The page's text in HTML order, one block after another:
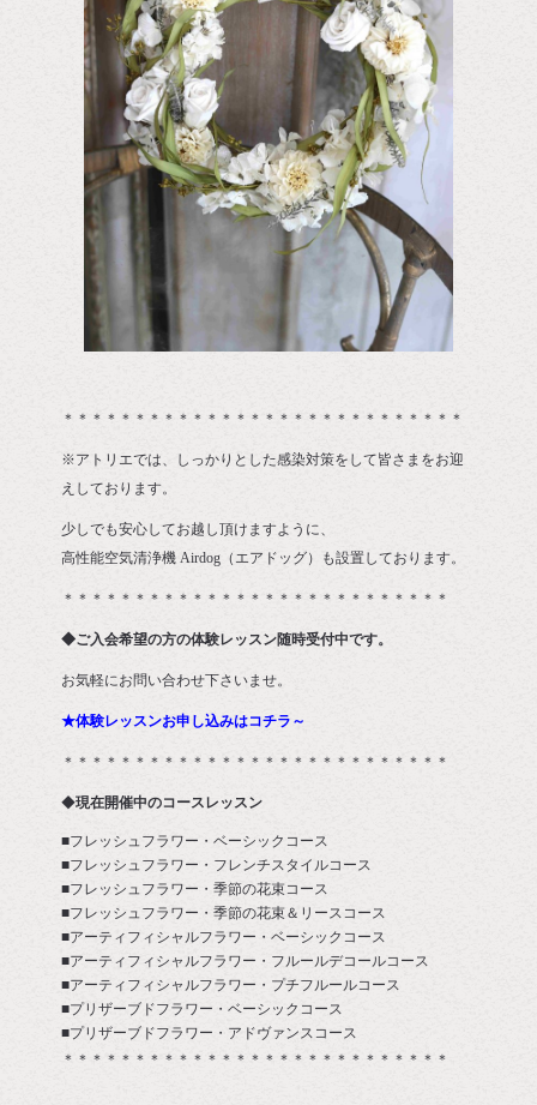
＊＊＊＊＊＊＊＊＊＊＊＊＊＊＊＊＊＊＊＊＊＊＊＊＊＊＊＊
※アトリエでは、しっかりとした感染対策をして皆さまをお迎
えしております。
少しでも安心してお越し頂けますように、
高性能空気清浄機 Airdog（エアドッグ）も設置しております。
＊＊＊＊＊＊＊＊＊＊＊＊＊＊＊＊＊＊＊＊＊＊＊＊＊＊＊
◆ご入会希望の方の体験レッスン随時受付中です。
お気軽にお問い合わせ下さいませ。
★体験レッスンお申し込みはコチラ～
＊＊＊＊＊＊＊＊＊＊＊＊＊＊＊＊＊＊＊＊＊＊＊＊＊＊＊
◆現在開催中のコースレッスン
■フレッシュフラワー・ベーシックコース
■フレッシュフラワー・フレンチスタイルコース
■フレッシュフラワー・季節の花束コース
■フレッシュフラワー・季節の花束＆リースコース
■アーティフィシャルフラワー・ベーシックコース
■アーティフィシャルフラワー・フルールデコールコース
■アーティフィシャルフラワー・プチフルールコース
■プリザーブドフラワー・ベーシックコース
■プリザーブドフラワー・アドヴァンスコース
＊＊＊＊＊＊＊＊＊＊＊＊＊＊＊＊＊＊＊＊＊＊＊＊＊＊＊